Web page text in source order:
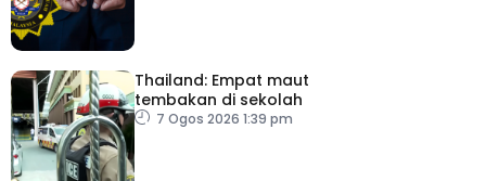
Thailand: Empat maut
tembakan di sekolah
7 Ogos 2026 1:39 pm